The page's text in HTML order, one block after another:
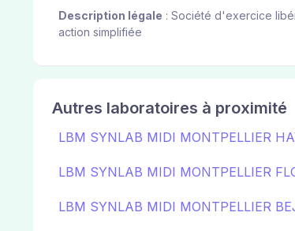
Description légale : Société d'exercice
action simplifiée
Autres laboratoires à proximité
LBM SYNLAB MIDI MONTPELLIER
LBM SYNLAB MIDI MONTPELLIER
LBM SYNLAB MIDI MONTPELLIER